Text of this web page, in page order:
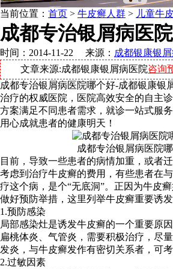
当前位置： 首页 > 牛皮癣人群 > 儿童牛
成都专治银屑病医
时间：2014-11-22 来源： 成都银康银
文章来源:成都银康银屑病医院咨询
成都专治银屑病医院哪个好-成都银康银
治疗的权威医院，医院高效安全的自主
方案满足不同患者需求，就诊一站式服
用心成就患者的健康明天！
成都专治银屑病医院
目前，导致一些患者的病情加重，或者
考虑到治疗牛皮癣的费用，有些患者在
疗这个病，是个“无底洞”。正因为牛皮
做好预防举措，这里列举牛皮癣重要诱
1.预防感染
局部感染灶是诱发牛皮癣的一个重要原
扁桃体炎、气管炎，需要积极治疗，尽
发炎，与牛皮癣发作有密切关系者，可考
2.过敏因素